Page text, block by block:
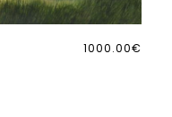
1000.00€